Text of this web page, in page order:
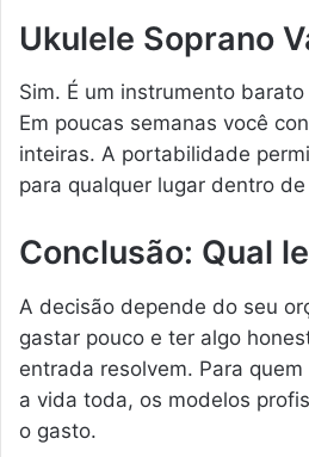
Ukulele Soprano
Sim. É um instrumento
Em poucas semanas você
inteiras. A portabilidade
para qualquer lugar dentro
Conclusão: Qual
A decisão depende do seu
gastar pouco e ter algo
entrada resolvem. Para
a vida toda, os modelos
o gasto.